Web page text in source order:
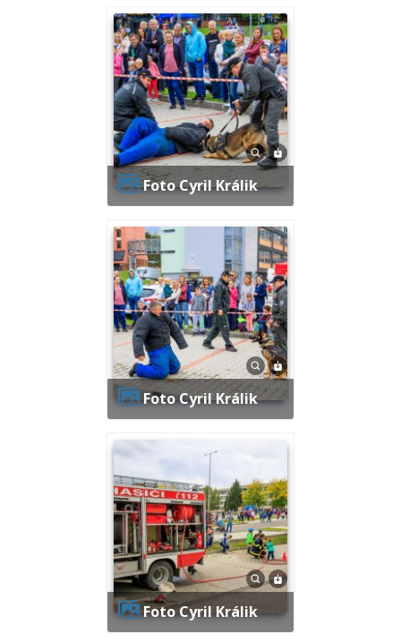
Foto Cyril Králik
Foto Cyril Králik
Foto Cyril Králik